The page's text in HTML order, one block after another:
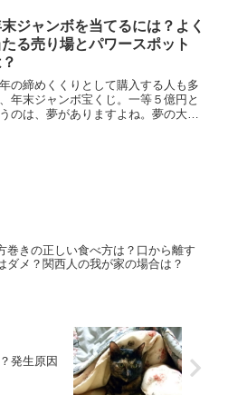
ジャンボを当てるには？よく
る売り場とパワースポット
の締めくくりとして購入する人も多
年末ジャンボ宝くじ。一等５億円と
のは、夢がありますよね。夢の大金
巻きの正しい食べ方は？口から離す
ダメ？関西人の我が家の場合は？
発生原因